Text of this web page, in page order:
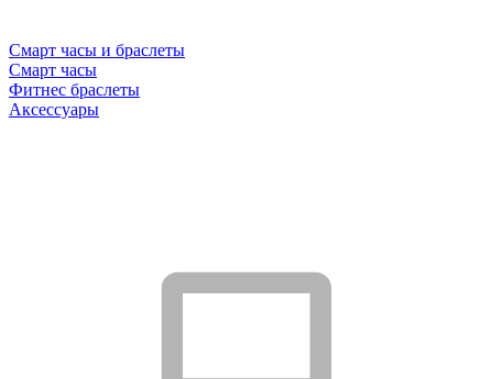
Смарт часы и браслеты
Смарт часы
Фитнес браслеты
Аксессуары